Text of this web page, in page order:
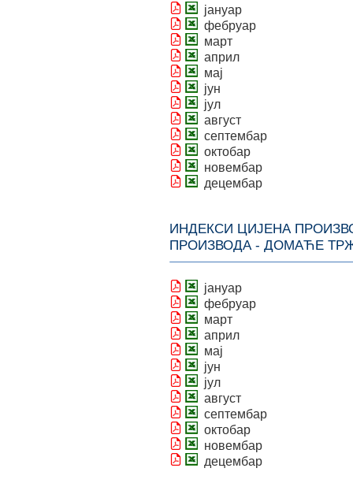
јануар
фебруар
март
април
мај
јун
јул
август
септембар
октобар
новембар
децембар
ИНДЕКСИ ЦИЈЕНА
ПРОИЗВОДА - ДОМАЋЕ
јануар
фебруар
март
април
мај
јун
јул
август
септембар
октобар
новембар
децембар